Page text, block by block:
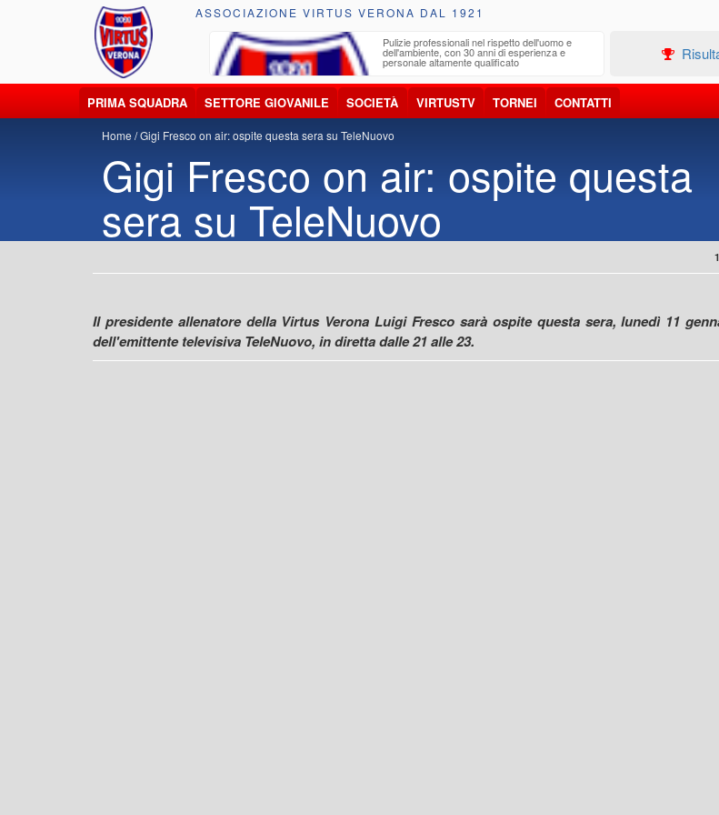
ASSOCIAZIONE VIRTUS VERONA DAL 1921
trasporto, smaltimento e recupero di Pulizie professionali nel rispetto dell'uomo e
dell'ambiente, con 30 anni di esperienza e
personale altamente qualificato
PRIMA SQUADRA SETTORE GIOVANILE SOCIETÀ VIRTUSTV TORNEI CONTATTI
Home Gigi Fresco on air: ospite questa sera su TeleNuovo
Gigi Fresco on air: ospite questa
sera su TeleNuovo
Il presidente allenatore della Virtus Verona Luigi Fresco sarà ospite questa sera, lunedì 11
dell'emittente televisiva TeleNuovo, in diretta dalle 21 alle 23.